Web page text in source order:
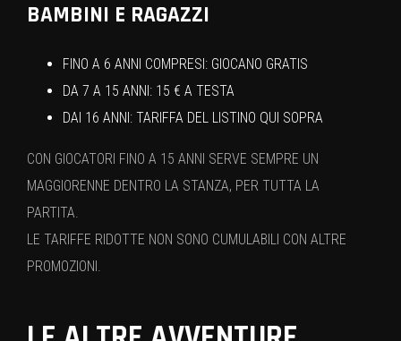
BAMBINI E RAGAZZI
FINO A 6 ANNI COMPRESI: GIOCANO GRATIS
DA 7 A 15 ANNI: 15 € A TESTA
DAI 16 ANNI: TARIFFA DEL LISTINO QUI SOPRA
CON GIOCATORI FINO A 15 ANNI SERVE SEMPRE UN
MAGGIORENNE DENTRO LA STANZA, PER TUTTA LA
PARTITA.
LE TARIFFE RIDOTTE NON SONO CUMULABILI CON ALTRE
PROMOZIONI.